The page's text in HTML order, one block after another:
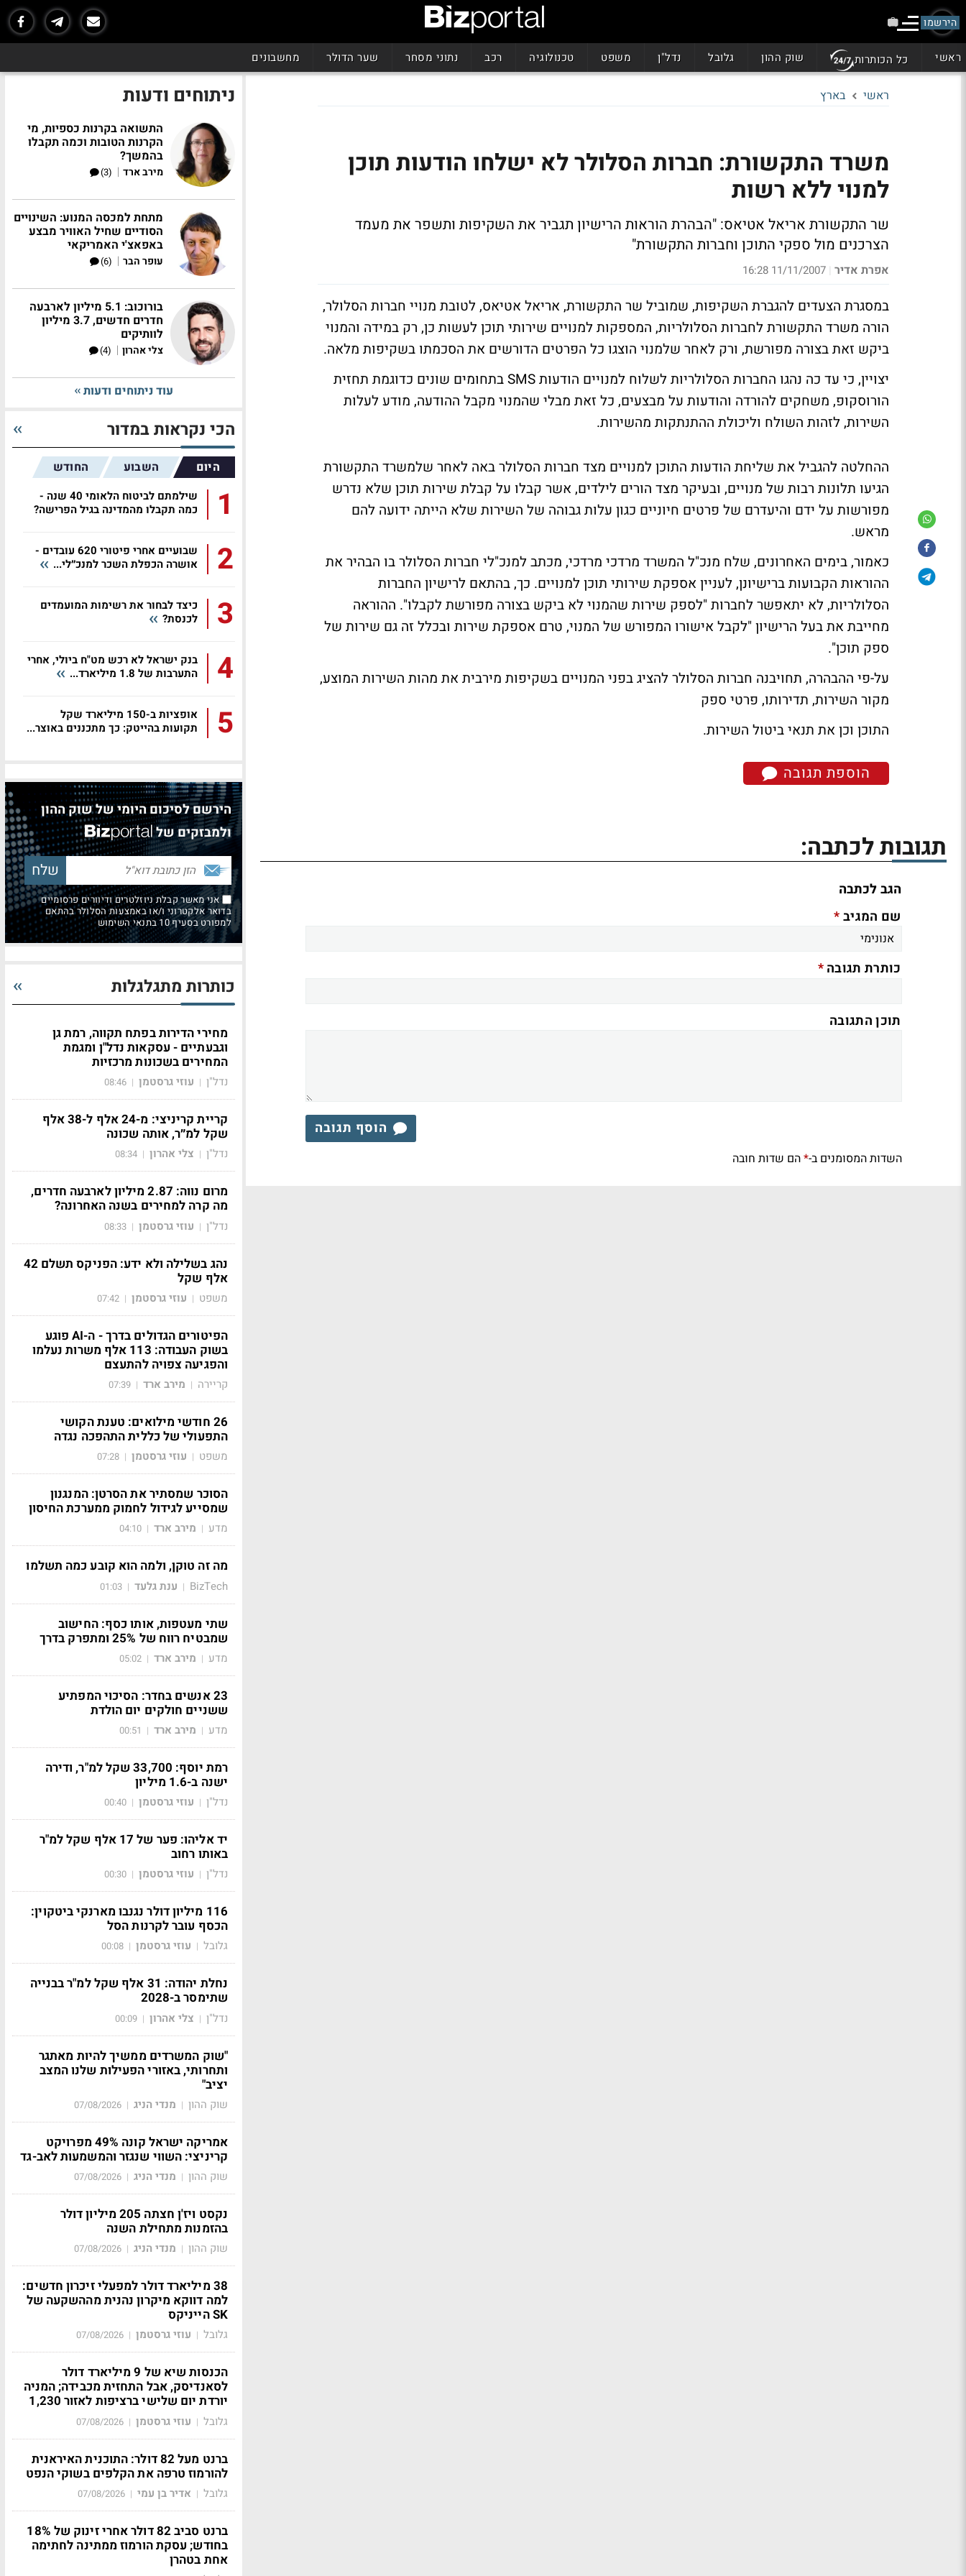
הירשמו
ראשי כל הכותרות שוק ההון גלובל נדל"ן משפט טכנולוגיה רכב נתוני מסחר שער הדולר מחשבונים
ראשי בארץ
משרד התקשורת: חברות הסלולר לא ישלחו הודעות תוכן
למנוי ללא רשות
שר התקשורת אריאל אטיאס: "הבהרת הוראות הרישיון תגביר את השקיפות ותשפר את מעמד
הצרכנים מול ספקי התוכן וחברות התקשורת"
אפרת אדיר |
11/11/2007 16:28
במסגרת הצעדים להגברת השקיפות, שמוביל שר התקשורת, אריאל אטיאס, לטובת מנויי חברות הסלולר,
הורה משרד התקשורת לחברות הסלולריות, המספקות למנויים שירותי תוכן לעשות כן, רק במידה והמנוי
ביקש זאת בצורה מפורשת, ורק לאחר שלמנוי הוצגו כל הפרטים הדורשים את הסכמתו בשקיפות מלאה.
יצויין, כי עד כה נהגו החברות הסלולריות לשלוח למנויים הודעות SMS בתחומים שונים כדוגמת תחזית
הורוסקופ, משחקים להורדה והודעות על מבצעים, כל זאת מבלי שהמנוי מקבל ההודעה, מודע לעלות
השירות, לזהות השולח וליכולת ההתנתקות מהשירות.
ההחלטה להגביל את שליחת הודעות התוכן למנויים מצד חברות הסלולר באה לאחר שלמשרד התקשורת
הגיעו תלונות רבות של מנויים, ובעיקר מצד הורים לילדים, אשר קבלו על קבלת שירות תוכן שלא נדרש
מפורשות על ידם והיעדרם של פרטים חיוניים כגון עלות גבוהה של השירות שלא הייתה ידועה להם
מראש.
כאמור, בימים האחרונים, שלח מנכ"ל המשרד מרדכי מרדכי, מכתב למנכ"לי חברות הסלולר בו הבהיר את
ההוראות הקבועות ברישיונן, לעניין אספקת שירותי תוכן למנויים. כך, בהתאם לרישיון החברות
הסלולריות, לא יתאפשר לחברות "לספק שירות שהמנוי לא ביקש בצורה מפורשת לקבלו". ההוראה
מחייבת את בעל הרישיון "לקבל אישורו המפורש של המנוי, טרם אספקת שירות ובכלל זה גם שירות של
ספק תוכן".
על-פי ההבהרה, תחויבנה חברות הסלולר להציג בפני המנויים בשקיפות מירבית את מהות השירות המוצע,
מקור השירות, תדירותו, פרטי ספק
התוכן וכן את תנאי ביטול השירות.
הוספת תגובה
תגובות לכתבה:
הגב לכתבה
שם המגיב*
כותרת תגובה*
תוכן התגובה
הוסף תגובה
השדות המסומנים ב-*הם שדות חובה
ניתוחים ודעות
התשואה בקרנות כספיות, מי
הקרנות הטובות וכמה תקבלו
בהמשך?
מירב ארד |
(3)
מתחת למכסה המנוע: השינויים
הסודיים שחיל האוויר מבצע
באפאצ'י האמריקאי
עופר הבר |
(6)
בורוכוב: 5.1 מיליון לארבעה
חדרים חדשים, 3.7 מיליון
לוותיקים
צלי אהרון |
(4)
עוד ניתוחים ודעות
הכי נקראות במדור
היום השבוע החודש
1
שילמתם לביטוח הלאומי 40 שנה -
כמה תקבלו מהמדינה בגיל הפרישה?
2
שבועיים אחרי פיטורי 620 עובדים -
אושרה הכפלת השכר למנכ״לי...
3
כיצד לבחור את רשימות המועמדים
לכנסת?
4
בנק ישראל לא רכש מט"ח ביולי, אחרי
התערבות של 1.8 מיליארד...
5
אופציות ב-150 מיליארד שקל
תקועות בהייטק: כך מתכננים באוצר...
הירשם לסיכום היומי של שוק ההון
ולמבזקים של
אני מאשר קבלת ניוזלטרים ודיוורים פרסומיים
בדואר אלקטרוני ו/או באמצעות הסלולר בהתאם
למפורט בסעיף 10 בתנאי השימוש
כותרות מתגלגלות
מחירי הדירות בפתח תקווה, רמת גן
וגבעתיים - עסקאות נדל"ן ומגמת
המחירים בשכונות מרכזיות
נדל"ן | עוזי גרסטמן |
08:46
קריית קריניצי: מ-24 אלף ל-38 אלף
שקל למ״ר, אותה שכונה
נדל"ן | צלי אהרון |
08:34
מרום נווה: 2.87 מיליון לארבעה חדרים,
מה קרה למחירים בשנה האחרונה?
נדל"ן | עוזי גרסטמן |
08:33
נהג בשלילה ולא ידע: הפניקס תשלם 42
אלף שקל
משפט | עוזי גרסטמן |
07:42
הפיטורים הגדולים בדרך - ה-AI פוגע
בשוק העבודה: 113 אלף משרות נעלמו
והפגיעה צפויה להתעצם
קריירה | מירב ארד |
07:39
26 חודשי מילואים: טענת הקושי
התפעולי של כללית התהפכה נגדה
משפט | עוזי גרסטמן |
07:28
הסוכר שמסתיר את הסרטן: המנגנון
שמסייע לגידול לחמוק ממערכת החיסון
מדע | מירב ארד |
04:10
מה זה טוקן, ולמה הוא קובע כמה תשלמו
BizTech
| ענת גלעד |
01:03
שתי מעטפות, אותו כסף: החישוב
שמבטיח רווח של 25% ומתפרק בדרך
מדע | מירב ארד |
05:02
23 אנשים בחדר: הסיכוי המפתיע
ששניים חולקים יום הולדת
מדע | מירב ארד |
00:51
רמת יוסף: 33,700 שקל למ"ר, ודירה
ישנה ב-1.6 מיליון
נדל"ן | עוזי גרסטמן |
00:40
יד אליהו: פער של 17 אלף שקל למ"ר
באותו רחוב
נדל"ן | עוזי גרסטמן |
00:30
116 מיליון דולר נגנבו מארנקי ביטקוין:
הכסף עובר לקרנות הסל
גלובל | עוזי גרסטמן |
00:08
נחלת יהודה: 31 אלף שקל למ"ר בבנייה
שתימסר ב-2028
נדל"ן | צלי אהרון |
00:09
"שוק המשרדים ממשיך להיות מאתגר
ותחרותי, באזורי הפעילות שלנו המצב
יציב"
שוק ההון | מנדי הניג |
07/08/2026
אמריקה ישראל קונה 49% מפרויקט
קריניצי: השווי שנגזר והמשמעות לאב-גד
שוק ההון | מנדי הניג |
07/08/2026
נקסט ויז'ן חצתה 205 מיליון דולר
בהזמנות מתחילת השנה
שוק ההון | מנדי הניג |
07/08/2026
38 מיליארד דולר למפעלי זיכרון חדשים:
למה דווקא מיקרון נהנית מההשקעה של
SK הייניקס
גלובל | עוזי גרסטמן |
07/08/2026
הכנסות שיא של 9 מיליארד דולר
לסאנדיסק, אבל התחזית מכבידה; המניה
יורדת יום שלישי ברציפות לאזור 1,230
גלובל | עוזי גרסטמן |
07/08/2026
ברנט מעל 82 דולר: התוכנית האיראנית
להורמוז טרפה את הקלפים בשוקי הנפט
גלובל | אדיר בן עמי |
07/08/2026
ברנט סביב 82 דולר אחרי זינוק של 18%
בחודש; עסקת הורמוז ממתינה לחתימה
אחת בטהרן